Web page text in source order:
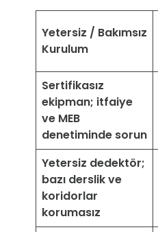
Yetersiz / Bakımsız
Kurulum
Sertifikasız
ekipman; itfaiye
ve MEB
denetiminde sorun
Yetersiz dedektör;
bazı derslik ve
koridorlar
korumasız